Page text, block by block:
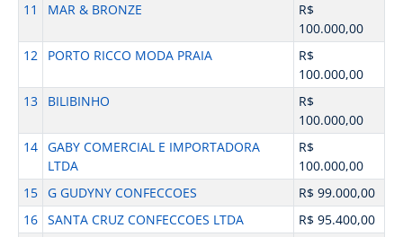
11
MAR & BRONZE
R$
100.000,00
12
PORTO RICCO MODA PRAIA
R$
100.000,00
13
BILIBINHO
R$
100.000,00
14 GABY COMERCIAL E IMPORTADORA
LTDA
R$
100.000,00
15
G GUDYNY CONFECCOES
R$ 99.000,00
16 SANTA CRUZ CONFECCOES LTDA
R$ 95.400,00